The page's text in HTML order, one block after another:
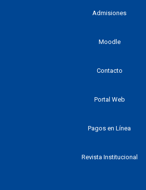
Admisiones
Moodle
Contacto
Portal Web
Pagos en Línea
Revista Institucional